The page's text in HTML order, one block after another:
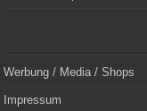
Werbung / Media / Shops
Impressum